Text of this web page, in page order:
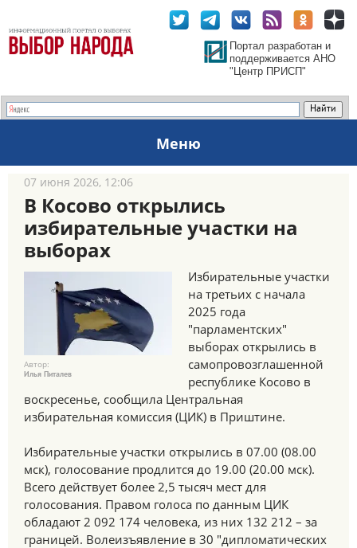
Портал разработан и
поддерживается АНО
"Центр ПРИСП"
Меню
07 июня 2026, 12:06
В Косово открылись
избирательные участки на
выборах
Автор:
Илья Питалев
Избирательные участки
на третьих с начала
2025 года
"парламентских"
выборах открылись в
самопровозглашенной
республике Косово в
воскресенье, сообщила Центральная
избирательная комиссия (ЦИК) в Приштине.
Избирательные участки открылись в 07.00 (08.00
мск), голосование продлится до 19.00 (20.00 мск).
Всего действует более 2,5 тысяч мест для
голосования. Правом голоса по данным ЦИК
обладают 2 092 174 человека, из них 132 212 – за
границей. Волеизъявление в 30 "дипломатических